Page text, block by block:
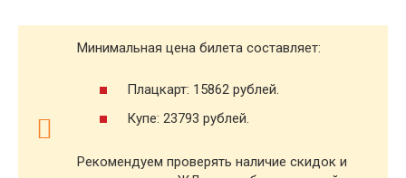
Минимальная цена билета составляет:
Плацкарт: 15862 рублей.
Купе: 23793 рублей.
Рекомендуем проверять наличие скидок и